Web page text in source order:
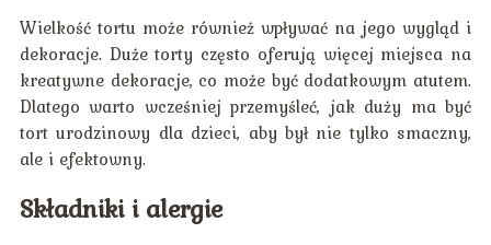
Wielkość tortu może również wpływać na jego wygląd i
dekoracje. Duże torty często oferują więcej miejsca na
kreatywne dekoracje, co może być dodatkowym atutem.
Dlatego warto wcześniej przemyśleć, jak duży ma być
tort urodzinowy dla dzieci, aby był nie tylko smaczny,
ale i efektowny.
Składniki i alergie